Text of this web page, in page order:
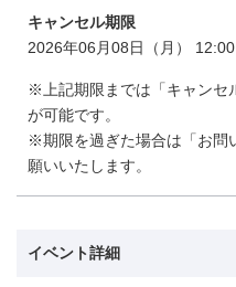
キャンセル期限
2026年06月08日（月）
※上記期限までは「キャンセ
が可能です。
※期限を過ぎた場合は「お問
願いいたします。
イベント詳細